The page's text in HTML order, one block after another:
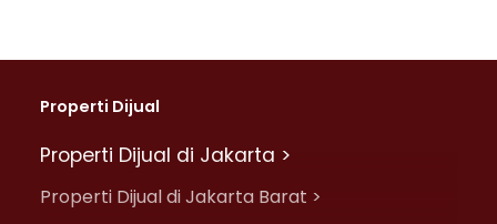
Properti Dijual
Properti Dijual di Jakarta >
Properti Dijual di Jakarta Barat >